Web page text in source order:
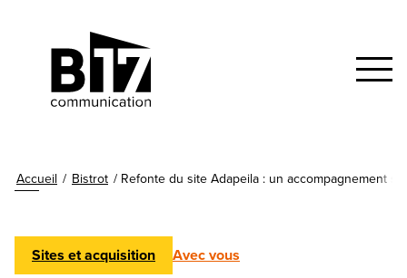
Accueil / Bistrot / Refonte du site Adapeila : un accompagnement
Sites et acquisition Avec vous